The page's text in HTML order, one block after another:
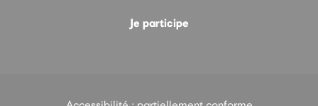
Je participe